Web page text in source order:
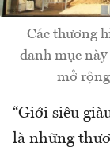
Các thương
danh mục
mở
“Giới siêu
là những